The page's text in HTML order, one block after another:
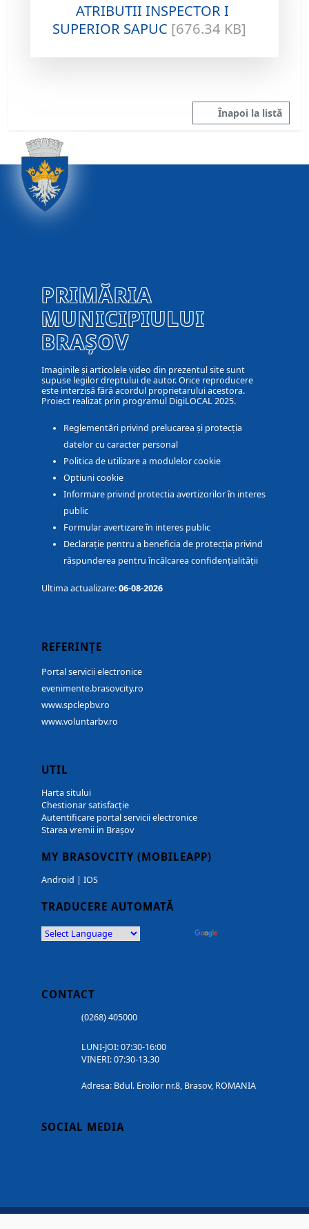
ATRIBUTII INSPECTOR I
SUPERIOR SAPUC [676.34 KB]
Înapoi la listă
PRIMĂRIA
MUNICIPIULUI
BRAȘOV
Imaginile și articolele video din prezentul site sunt
supuse legilor dreptului de autor. Orice reproducere
este interzisă fără acordul proprietarului acestora.
Proiect realizat prin programul DigiLOCAL 2025.
Reglementări privind prelucarea și protecția
datelor cu caracter personal
Politica de utilizare a modulelor cookie
Optiuni cookie
Informare privind protectia avertizorilor în interes
public
Formular avertizare în interes public
Declarație pentru a beneficia de protecția privind
răspunderea pentru încălcarea confidențialității
Ultima actualizare:06-08-2026
REFERINȚE
Portal servicii electronice
evenimente.brasovcity.ro
www.spclepbv.ro
www.voluntarbv.ro
UTIL
Harta sitului
Chestionar satisfacție
Autentificare portal servicii electronice
Starea vremii in Brașov
MY BRASOVCITY (MOBILEAPP)
Android | IOS
TRADUCERE AUTOMATĂ
CONTACT
(0268) 405000
LUNI-JOI: 07:30-16:00
VINERI: 07:30-13.30
Adresa: Bdul. Eroilor nr.8, Brasov, ROMANIA
SOCIAL MEDIA